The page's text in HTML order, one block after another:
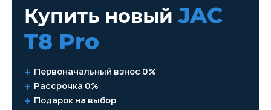
Купить новыйJAC
T8 Pro
Первоначальный взнос 0%
Рассрочка 0%
Подарок на выбор